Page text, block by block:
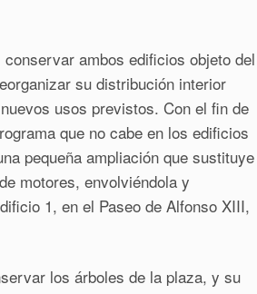
ambos edificios objeto del
su distribución interior
usos previstos. Con el fin de
que no cabe en los edificios
pequeña ampliación que sustituye
motores, envolviéndola y
1, en el Paseo de Alfonso XIII,
los árboles de la plaza, y su